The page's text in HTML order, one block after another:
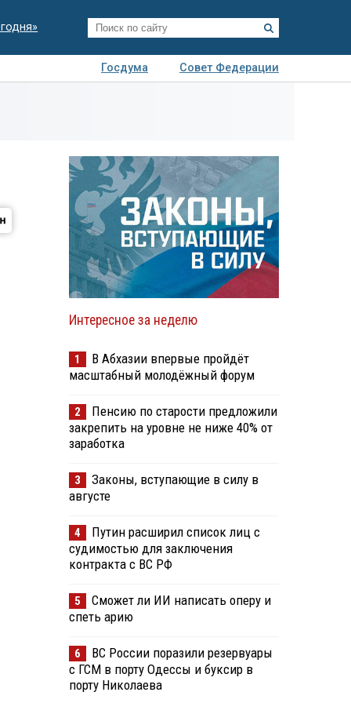
Госдума
Совет Федерации
Интересное за неделю
1
В Абхазии впервые пройдёт
масштабный молодёжный форум
2
Пенсию по старости предложили
закрепить на уровне не ниже 40% от
заработка
3
Законы, вступающие в силу в
августе
4
Путин расширил список лиц с
судимостью для заключения
контракта с ВС РФ
5
Сможет ли ИИ написать оперу и
спеть арию
6
ВС России поразили резервуары
с ГСМ в порту Одессы и буксир в
порту Николаева